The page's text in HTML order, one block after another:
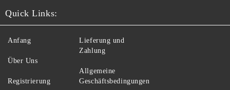
Quick Links:
Anfang
Über Uns
Registrierung
Lieferung und
Zahlung
Allgemeine
Geschäftsbedingungen